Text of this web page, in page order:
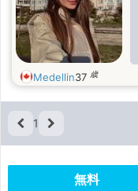
Medellin37 歳
1
無料